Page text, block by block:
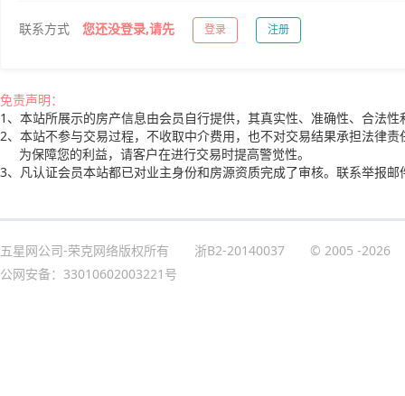
联系方式 您还没登录,请先 登录 注册
免责声明：
1、本站所展示的房产信息由会员自行提供，其真实性、准确性、合法
2、本站不参与交易过程，不收取中介费用，也不对交易结果承担法律
为保障您的利益，请客户在进行交易时提高警觉性。
3、凡认证会员本站都已对业主身份和房源资质完成了审核。联系举报邮
五星网公司-荣克网络版权所有 浙B2-20140037 © 2005 -2026
公网安备：33010602003221号